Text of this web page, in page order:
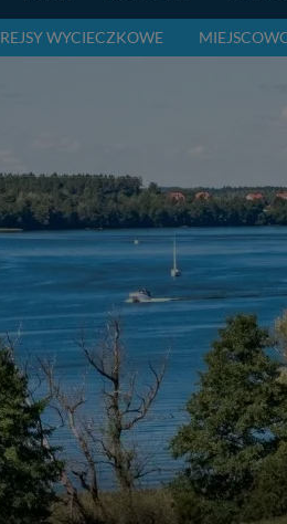
REJSY WYCIECZKOWE